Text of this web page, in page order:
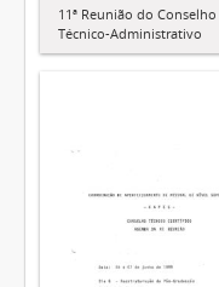
11ª Reunião do Conselho
Técnico-Administrativo